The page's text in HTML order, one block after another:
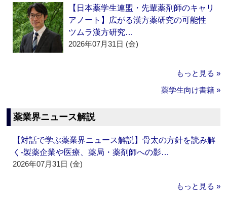
【日本薬学生連盟・先輩薬剤師のキャリ
アノート】広がる漢方薬研究の可能性
ツムラ漢方研究…
2026年07月31日 (金)
もっと見る »
薬学生向け書籍 »
薬業界ニュース解説
【対話で学ぶ薬業界ニュース解説】骨太の方針を読み解
く‐製薬企業や医療、薬局・薬剤師への影…
2026年07月31日 (金)
もっと見る »